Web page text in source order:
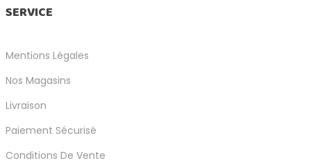
SERVICE
Mentions Légales
Nos Magasins
Livraison
Paiement Sécurisé
Conditions De Vente